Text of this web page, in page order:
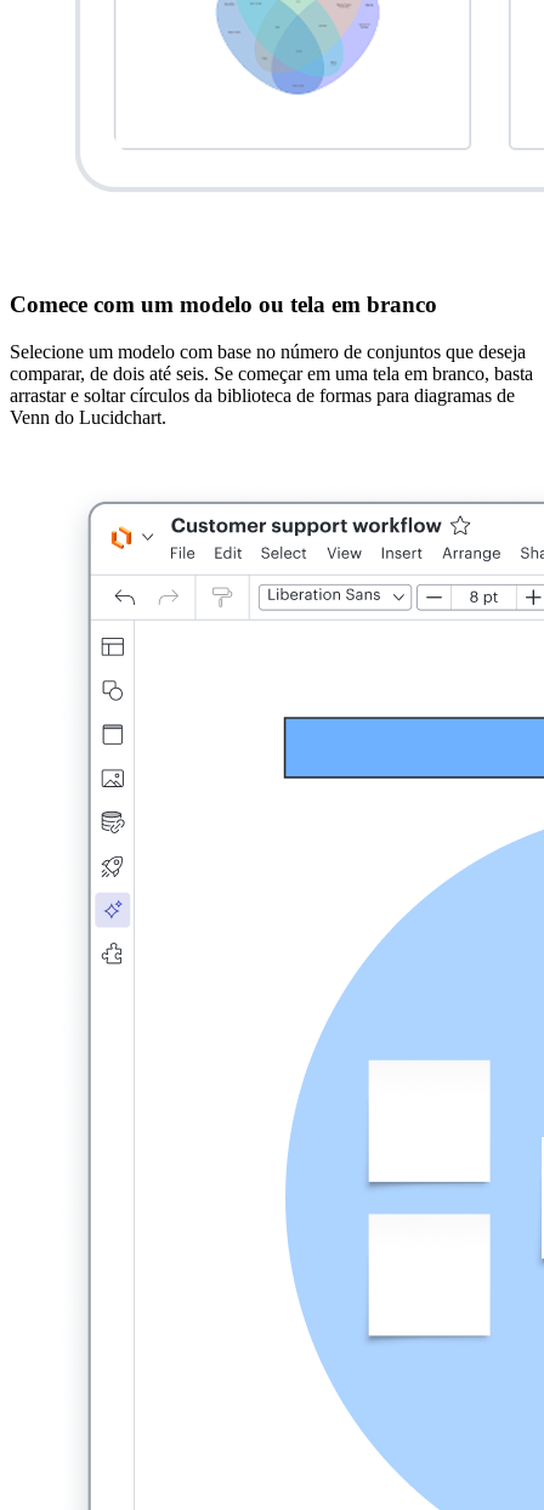
Comece com um modelo ou tela em branco
Selecione um modelo com base no número de conjuntos que deseja
comparar, de dois até seis. Se começar em uma tela em branco, basta
arrastar e soltar círculos da biblioteca de formas para diagramas de
Venn do Lucidchart.